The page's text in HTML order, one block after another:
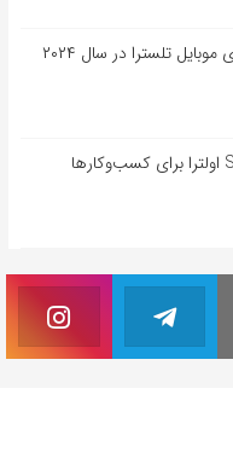
تلسترا در سال ۲۰۲۴